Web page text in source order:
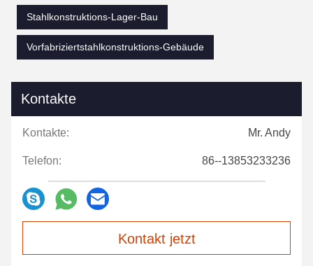
Stahlkonstruktions-Lager-Bau
Vorfabriziertstahlkonstruktions-Gebäude
Kontakte
Kontakte: Mr. Andy
Telefon: 86--13853233236
Kontakt jetzt